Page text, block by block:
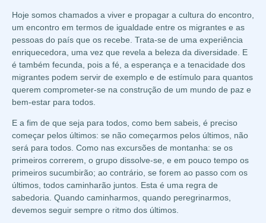
Hoje somos chamados a viver e propagar a cultura do encontro,
um encontro em termos de igualdade entre os migrantes e as
pessoas do país que os recebe. Trata-se de uma experiência
enriquecedora, uma vez que revela a beleza da diversidade. E
é também fecunda, pois a fé, a esperança e a tenacidade dos
migrantes podem servir de exemplo e de estímulo para quantos
querem comprometer-se na construção de um mundo de paz e
bem-estar para todos.
E a fim de que seja para todos, como bem sabeis, é preciso
começar pelos últimos: se não começarmos pelos últimos, não
será para todos. Como nas excursões de montanha: se os
primeiros correrem, o grupo dissolve-se, e em pouco tempo os
primeiros sucumbirão; ao contrário, se forem ao passo com os
últimos, todos caminharão juntos. Esta é uma regra de
sabedoria. Quando caminharmos, quando peregrinarmos,
devemos seguir sempre o ritmo dos últimos.